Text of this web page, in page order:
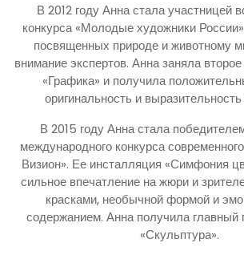
В 2012 году Анна стала участницей
конкурса «Молодые художники
посвященных природе и животному
внимание экспертов. Анна заняла
«Графика» и получила
оригинальность и
В 2015 году Анна стала
международного конкурса
Визион». Ее инсталляция «Симфония
сильное впечатление на жюри и
красками, необычной формой и
содержанием. Анна получила главный
«Скульптура».